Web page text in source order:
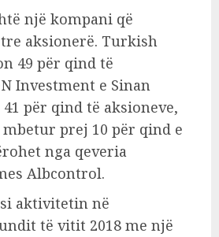
një kompani që
aksionerë. Turkish
49 për qind të
Investment e Sinan
për qind të aksioneve,
mbetur prej 10 për qind e
nga qeveria
Albcontrol.
aktivitetin në
të vitit 2018 me një